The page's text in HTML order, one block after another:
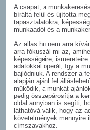
A csapat, a
bírálta felül és újította
tapasztalatokra,
munkaadót és a
Az allas.hu nem arra
arra fókuszál mi az,
képességeire,
adatokkal operál, így a
bajlódniuk. A rendszer a
alapján ajánl fel
működik, a munkát
pedig összepárosítja a
oldal annyiban is segíti,
láthatóvá válik, hogy az
követelmények mennyire
címszavakhoz.